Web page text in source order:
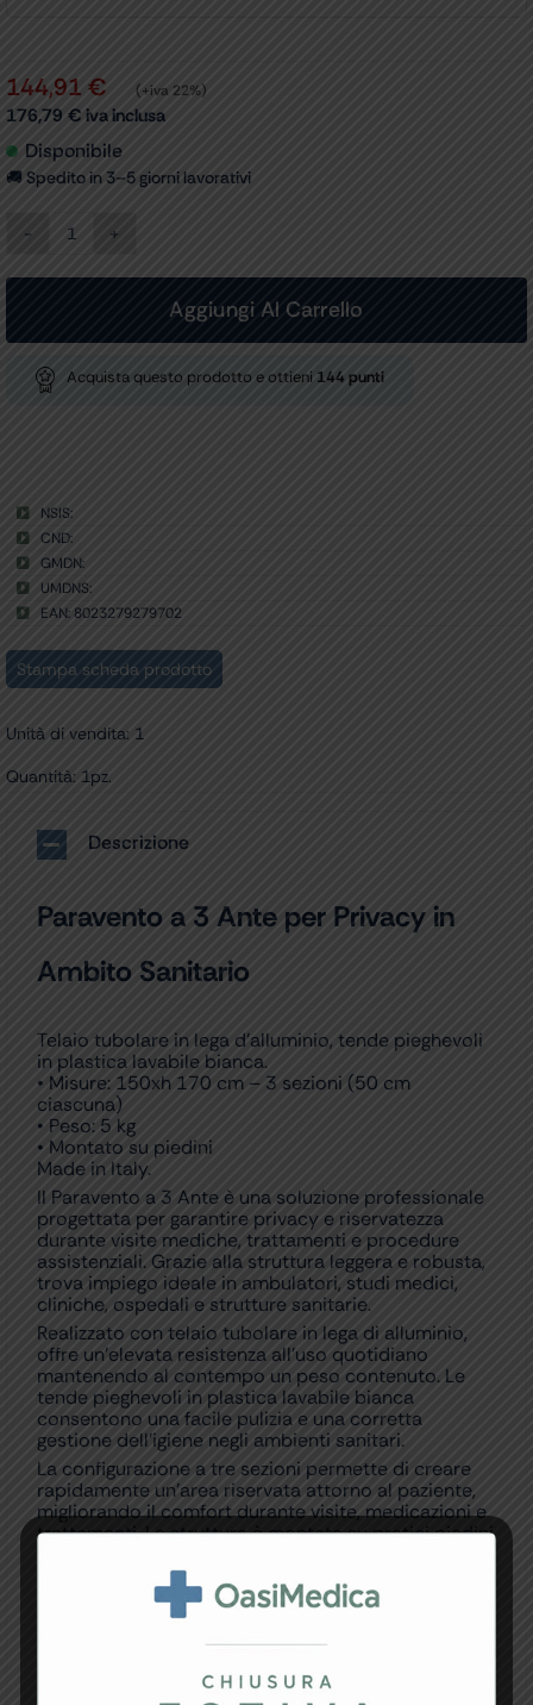
144,91 € (+iva 22%)
176,79 € iva inclusa
Disponibile
🚚 Spedito in 3–5 giorni lavorativi
PARAVENTO
3
Aggiungi Al Carrello
Acquista questo prodotto e ottieni 144 punti
NSIS:
CND:
GMDN:
UMDNS:
EAN: 8023279279702
Stampa scheda prodotto
Unità di vendita: 1
Quantità: 1pz.
Descrizione
Paravento a 3 Ante per Privacy in
Ambito Sanitario
Telaio tubolare in lega d’alluminio, tende pieghevoli
in plastica lavabile bianca.
• Misure: 150xh 170 cm – 3 sezioni (50 cm
ciascuna)
• Peso: 5 kg
• Montato su piedini
Made in Italy.
Il Paravento a 3 Ante è una soluzione professionale
progettata per garantire privacy e riservatezza
durante visite mediche, trattamenti e procedure
assistenziali. Grazie alla struttura leggera e robusta,
trova impiego ideale in ambulatori, studi medici,
cliniche, ospedali e strutture sanitarie.
Realizzato con telaio tubolare in lega di alluminio,
offre un’elevata resistenza all’uso quotidiano
mantenendo al contempo un peso contenuto. Le
tende pieghevoli in plastica lavabile bianca
consentono una facile pulizia e una corretta
gestione dell’igiene negli ambienti sanitari.
La configurazione a tre sezioni permette di creare
rapidamente un’area riservata attorno al paziente,
migliorando il comfort durante visite, medicazioni e
trattamenti. La struttura è montata su pratici piedini
Con dimensioni di 150 x 170 cm, suddivise in tre
pannelli da 50 cm ciascuno, il Paravento a 3 Ante
rappresenta una soluzione versatile e funzionale per
la separazione temporanea degli spazi. Prodotto
realizzato in Italia secondo elevati standard